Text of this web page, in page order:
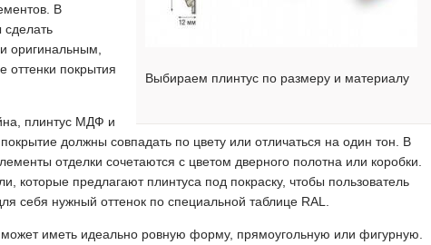
Выбираем плинтус по размеру и материалу
В
сделать
оригинальным,
оттенки покрытия
плинтус МДФ и
должны совпадать по цвету или отличаться на один тон.
В
отделки сочетаются с цветом дверного полотна или коробки.
которые предлагают плинтуса под покраску, чтобы пользователь
себя нужный оттенок по специальной таблице RAL.
иметь идеально ровную форму, прямоугольную или фигурную.